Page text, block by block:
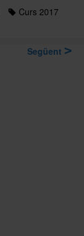
Curs 2017
Següent